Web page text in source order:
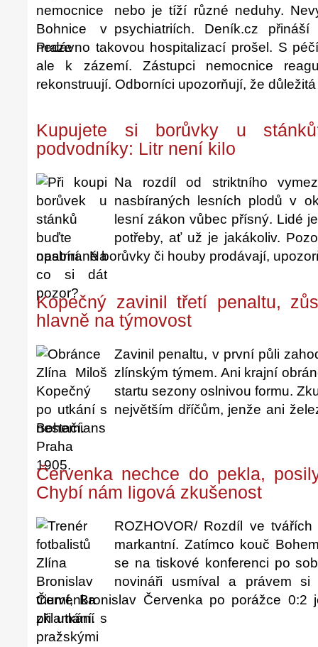
nebo je tíží různé neduhy.
psychiatriích. Deník.cz
nedávno takovou hospitalizací prošel. S
ale k zázemí. Zástupci nemocnice
rekonstruují. Odborníci upozorňují, že
Kupujete si borůvky u
podvodníky: Litr není kilo
Na rozdíl od striktního
nasbíraných lesních plodů v
lesní zákon vůbec přísný. Lidé
potřeby, ať už je jakákoliv.
nasbírané borůvky či houby prodávají,
Kopečný zavinil třetí penaltu,
hlavně na týmovost
Zavinil penaltu, v první půli
zlínským týmem. Ani krajní
startu sezony oslnivou formu.
největším dříčům, jenže ani
nestačí.
Červenka nechce do pekla,
Chybí nám ligová zkušenost
ROZHOVOR/ Rozdíl ve
markantní. Zatímco kouč
se na tiskové konferenci po
novináři usmíval a právem si
triumf, Bronislav Červenka po porážce 0:2
zklamání.